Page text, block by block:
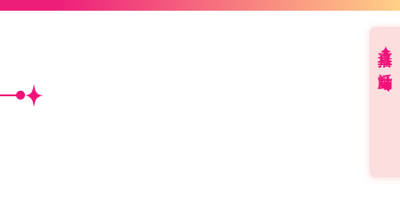
直播✦活動